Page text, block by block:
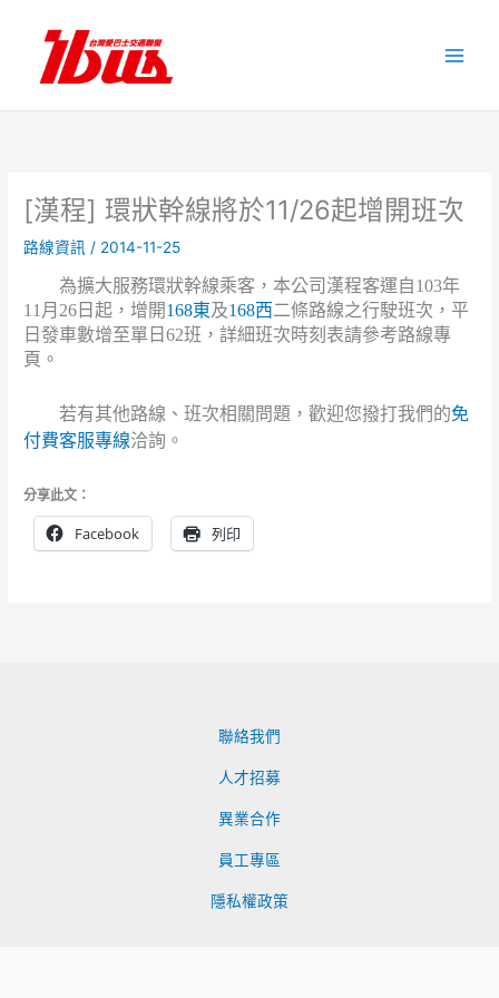
內
[漢程] 環狀幹線將於11/26起增開班次
路線資訊 / 2014-11-25
為擴大服務環狀幹線乘客，本公司漢程客運自103年
11月26日起，增開168東及168西二條路線之行駛班次，平
日發車數增至單日62班，詳細班次時刻表請參考路線專
頁。
若有其他路線、班次相關問題，歡迎您撥打我們的免
付費客服專線洽詢。
分享此文：
Facebook 列印
聯絡我們
人才招募
異業合作
員工專區
隱私權政策